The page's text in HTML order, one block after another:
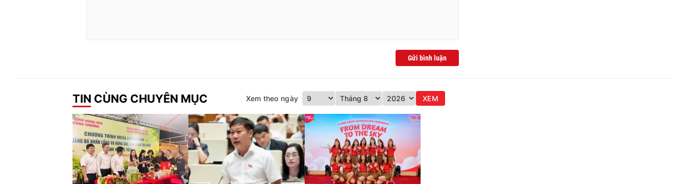
Gửi bình luận
TIN CÙNG CHUYÊN MỤC Xem theo ngày XEM